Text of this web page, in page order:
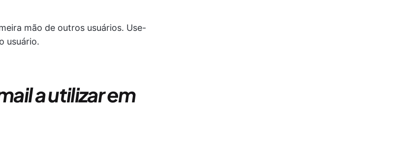
mão de outros usuários. Use-
usuário.
a utilizar em